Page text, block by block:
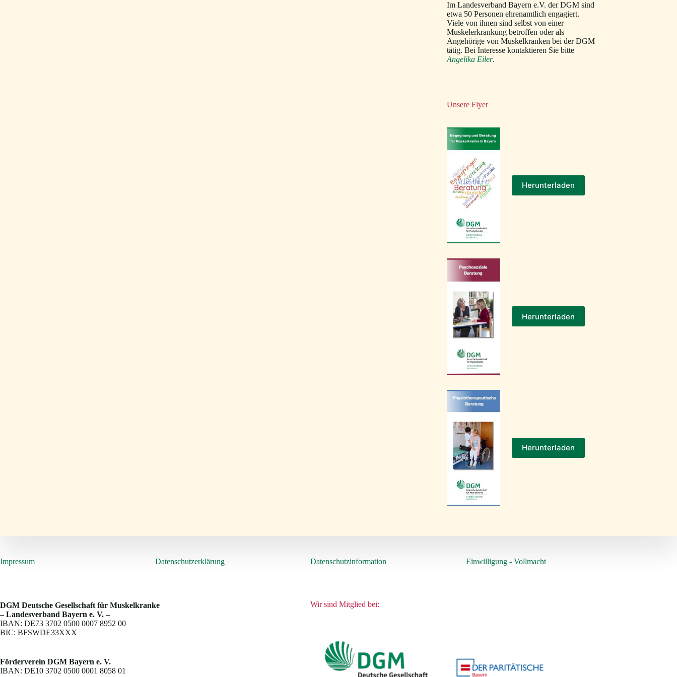
Im Landesverband Bayern e.V. der DGM sind
etwa 50 Personen ehrenamtlich engagiert.
Viele von ihnen sind selbst von einer
Muskelerkrankung betroffen oder als
Angehörige von Muskelkranken bei der DGM
tätig. Bei Interesse kontaktieren Sie bitte
Angelika Eiler.
Unsere Flyer
Herunterladen
Herunterladen
Herunterladen
Impressum Datenschutzerklärung Datenschutzinformation Einwilligung - Vollmacht
DGM Deutsche Gesellschaft für Muskelkranke
– Landesverband Bayern e. V. –
IBAN: DE73 3702 0500 0007 8952 00
BIC: BFSWDE33XXX
Förderverein DGM Bayern e. V.
IBAN: DE10 3702 0500 0001 8058 01
Wir sind Mitglied bei: